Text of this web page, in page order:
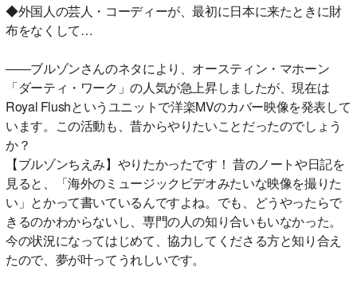
◆外国人の芸人・コーディーが、最初に日本に来たときに財
布をなくして…
――ブルゾンさんのネタにより、オースティン・マホーン
「ダーティ・ワーク」の人気が急上昇しましたが、現在は
Royal Flushというユニットで洋楽MVのカバー映像を発表して
います。この活動も、昔からやりたいことだったのでしょう
か？
【ブルゾンちえみ】やりたかったです！ 昔のノートや日記を
見ると、「海外のミュージックビデオみたいな映像を撮りた
い」とかって書いているんですよね。でも、どうやったらで
きるのかわからないし、専門の人の知り合いもいなかった。
今の状況になってはじめて、協力してくださる方と知り合え
たので、夢が叶ってうれしいです。